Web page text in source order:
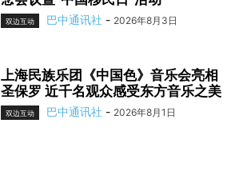
双边互动 巴中通讯社 - 2026年8月3日
上海民族乐团《中国色》音乐会亮相
圣保罗 近千名观众感受东方音乐之美
双边互动 巴中通讯社 - 2026年8月1日